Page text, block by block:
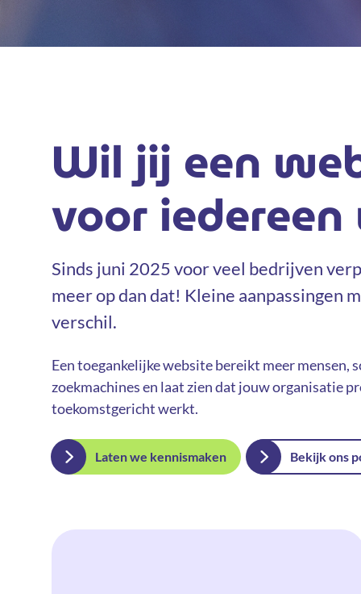
Wil jij een
voor
Sinds juni 2025 voor veel bedrijven
meer op dan dat! Kleine aanpassingen
verschil.
Een toegankelijke website bereikt meer mensen,
zoekmachines en laat zien dat jouw organisatie
toekomstgericht werkt.
Laten we kennismaken Bekijk ons